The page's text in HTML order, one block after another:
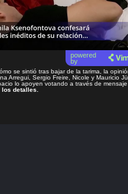
powered
by
se sintió tras bajar de la tarima, la
Arregui, Sergio Freire, Nicole y Mauricio
lo apoyen votando a través de mensaje
detalles.